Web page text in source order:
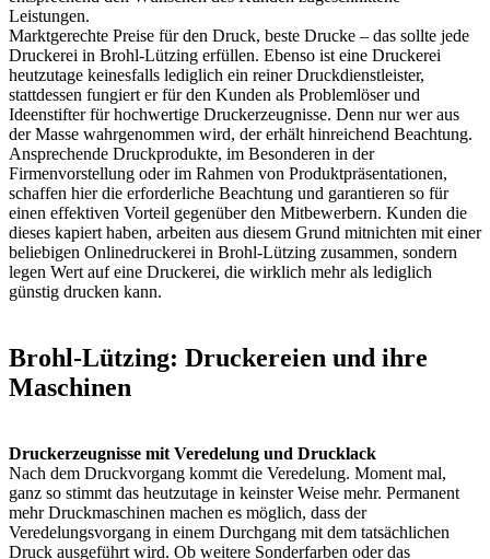
Leistungen.
Marktgerechte Preise für den Druck, beste Drucke – das sollte jede
Druckerei in Brohl-Lützing erfüllen. Ebenso ist eine Druckerei
heutzutage keinesfalls lediglich ein reiner Druckdienstleister,
stattdessen fungiert er für den Kunden als Problemlöser und
Ideenstifter für hochwertige Druckerzeugnisse. Denn nur wer aus
der Masse wahrgenommen wird, der erhält hinreichend Beachtung.
Ansprechende Druckprodukte, im Besonderen in der
Firmenvorstellung oder im Rahmen von Produktpräsentationen,
schaffen hier die erforderliche Beachtung und garantieren so für
einen effektiven Vorteil gegenüber den Mitbewerbern. Kunden die
dieses kapiert haben, arbeiten aus diesem Grund mitnichten mit einer
beliebigen Onlinedruckerei in Brohl-Lützing zusammen, sondern
legen Wert auf eine Druckerei, die wirklich mehr als lediglich
günstig drucken kann.
Brohl-Lützing: Druckereien und ihre
Maschinen
Druckerzeugnisse mit Veredelung und Drucklack
Nach dem Druckvorgang kommt die Veredelung. Moment mal,
ganz so stimmt das heutzutage in keinster Weise mehr. Permanent
mehr Druckmaschinen machen es möglich, dass der
Veredelungsvorgang in einem Durchgang mit dem tatsächlichen
Druck ausgeführt wird. Ob weitere Sonderfarben oder das